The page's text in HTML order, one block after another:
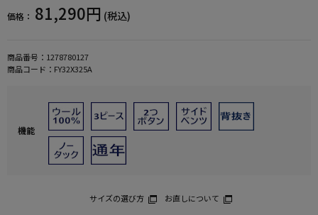
価格： 81,290円 (税込)
商品番号： 1278780127
商品コード： FY32X325A
機能
サイズの選び方 お直しについて